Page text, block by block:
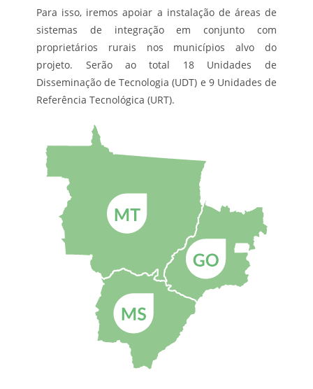
Para isso, iremos apoiar a instalação de áreas de
sistemas de integração em conjunto com
proprietários rurais nos municípios alvo do
projeto. Serão ao total 18 Unidades de
Disseminação de Tecnologia (UDT) e 9 Unidades de
Referência Tecnológica (URT).